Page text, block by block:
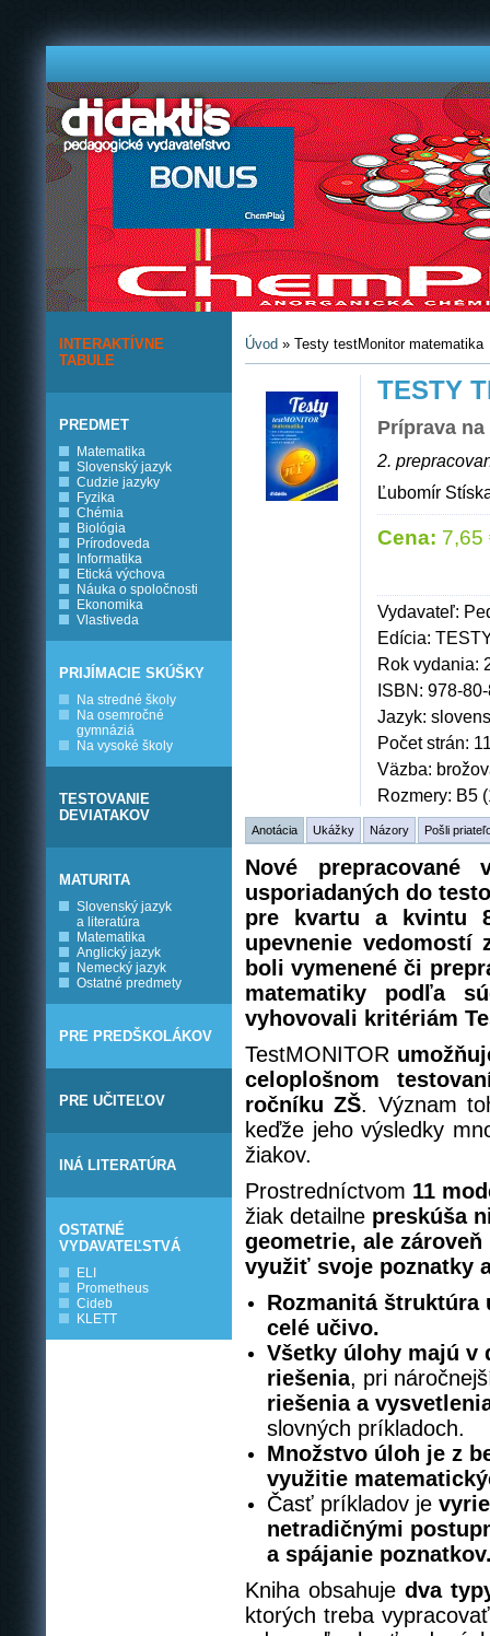
INTERAKTÍVNE
TABULE
PREDMET
Matematika
Slovenský jazyk
Cudzie jazyky
Fyzika
Chémia
Biológia
Prírodoveda
Informatika
Etická výchova
Náuka o spoločnosti
Ekonomika
Vlastiveda
PRIJÍMACIE SKÚŠKY
Na stredné školy
Na osemročné
gymnáziá
Na vysoké školy
TESTOVANIE
DEVIATAKOV
MATURITA
Slovenský jazyk
a literatúra
Matematika
Anglický jazyk
Nemecký jazyk
Ostatné predmety
PRE PREDŠKOLÁKOV
PRE UČITEĽOV
INÁ LITERATÚRA
OSTATNÉ
VYDAVATEĽSTVÁ
ELI
Prometheus
Cideb
KLETT
Úvod » Testy testMonitor matematika
TESTY
Príprava
2.
Ľubomír
Cena: 7,65
Vydavateľ:
Edícia:
Rok vydania:
ISBN: 978-
Jazyk:
Počet strán:
Väzba:
Rozmery: B5
Anotácia Ukážky Názory Pošli
Nové prepracované
usporiadaných do
pre kvartu a kvintu
upevnenie vedomostíz
boli vymenené či
matematiky podľa
vyhovovali kritériám
TestMONITOR
celoplošnom
ročníku ZŠ. Význam
keďže jeho výsledky
žiakov.
Prostredníctvom 11
žiak detailne preskúša
geometrie, ale
využiť svoje poznatky
Rozmanitá
celé učivo.
Všetky úlohy majú v
riešenia, pri
riešenia a
slovných príkladoch.
Množstvo úloh je z
využitie
Časť príkladov je
netradičnými
a spájanie
Kniha obsahuje dva
ktorých treba